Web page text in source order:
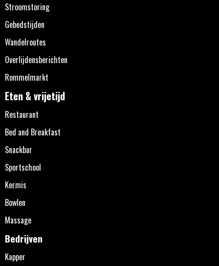
Stroomstoring
Gebedstijden
Wandelroutes
Overlijdensberichten
Rommelmarkt
Eten & vrijetijd
Restaurant
Bed and Breakfast
Snackbar
Sportschool
Kermis
Bowlen
Massage
Bedrijven
Kapper